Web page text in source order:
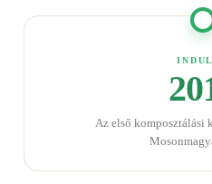
Az első komposztálási